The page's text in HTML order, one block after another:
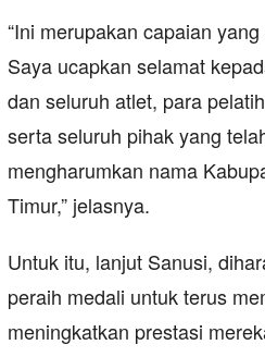
“Ini merupakan capaian
Saya ucapkan selamat
dan seluruh atlet, para
serta seluruh pihak yang
mengharumkan nama
Timur,” jelasnya.
Untuk itu, lanjut Sanusi,
peraih medali untuk terus
meningkatkan prestasi